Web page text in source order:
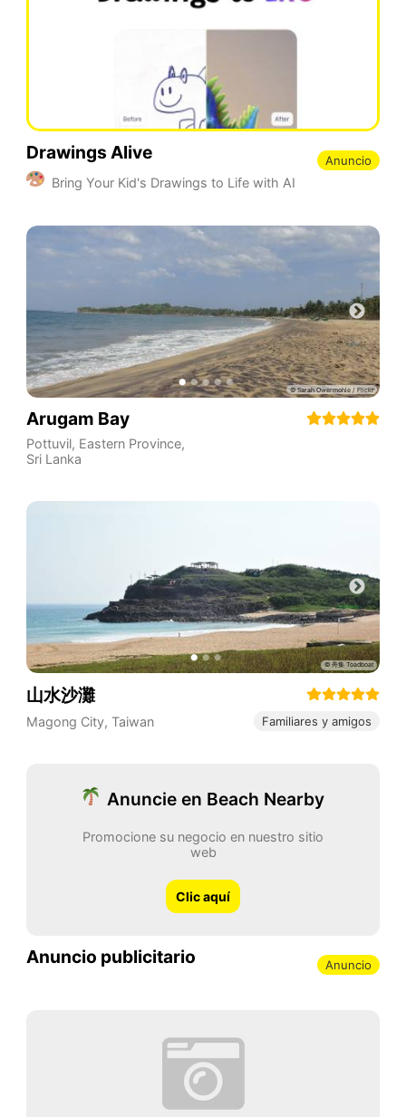
Drawings Alive
Bring Your Kid's Drawings to Life with AI
Anuncio
Arugam Bay
Pottuvil, Eastern Province,
Sri Lanka
山水沙灘
Magong City, Taiwan Familiares y amigos
Anuncie en Beach Nearby
Promocione su negocio en nuestro sitio
web
Clic aquí
Anuncio publicitario Anuncio